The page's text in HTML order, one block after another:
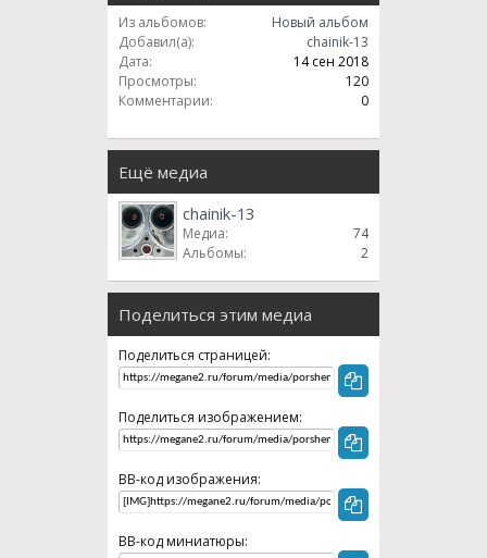
Из альбомов:
Новый альбом
Добавил(а):
chainik-13
Дата:
14 сен 2018
Просмотры:
120
Комментарии:
0
Ещё медиа
chainik-13
Медиа:
74
Альбомы:
2
Поделиться этим медиа
Поделиться страницей:
Поделиться изображением:
BB-код изображения:
BB-код миниатюры: